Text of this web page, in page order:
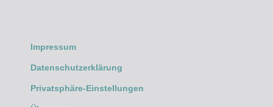
Impressum
Datenschutzerklärung
Privatsphäre-Einstellungen